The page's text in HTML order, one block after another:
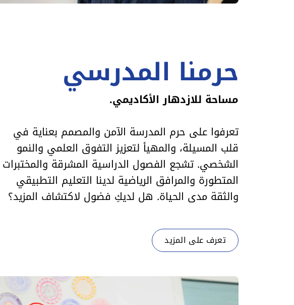
حرمنا المدرسي
مساحة للازدهار الأكاديمي.
تعرفوا على حرم المدرسة الآمن والمصمم بعناية في
قلب المسيلة، والمهيأ لتعزيز التفوق العلمي والنمو
الشخصي. تشجع الفصول الدراسية المشرقة والمختبرات
المتطورة والمرافق الرياضية لدينا التعليم التطبيقي
والثقة مدى الحياة. هل لديكِ فضول لاكتشاف المزيد؟
تعرف على المزيد